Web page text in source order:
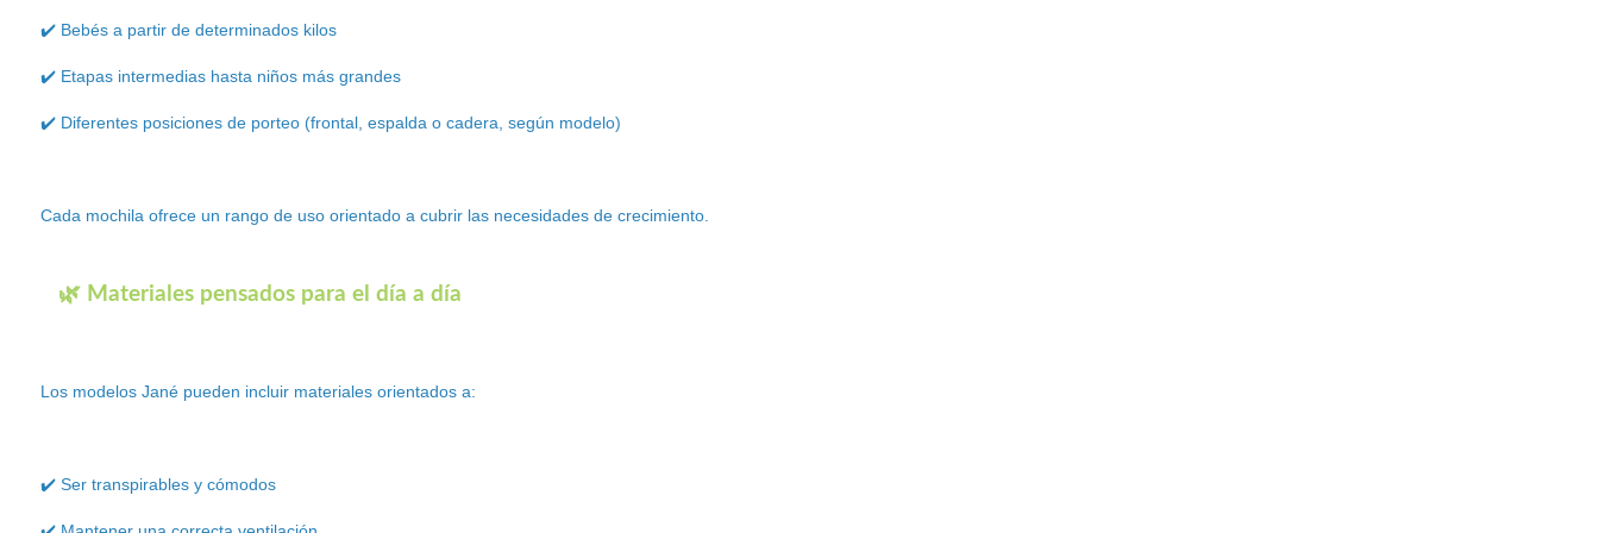
✔️ Bebés a partir de determinados kilos
✔️ Etapas intermedias hasta niños más grandes
✔️ Diferentes posiciones de porteo (frontal, espalda o cadera, según modelo)
Cada mochila ofrece un rango de uso orientado a cubrir las necesidades de crecimiento.
🌿 Materiales pensados para el día a día
Los modelos Jané pueden incluir materiales orientados a:
✔️ Ser transpirables y cómodos